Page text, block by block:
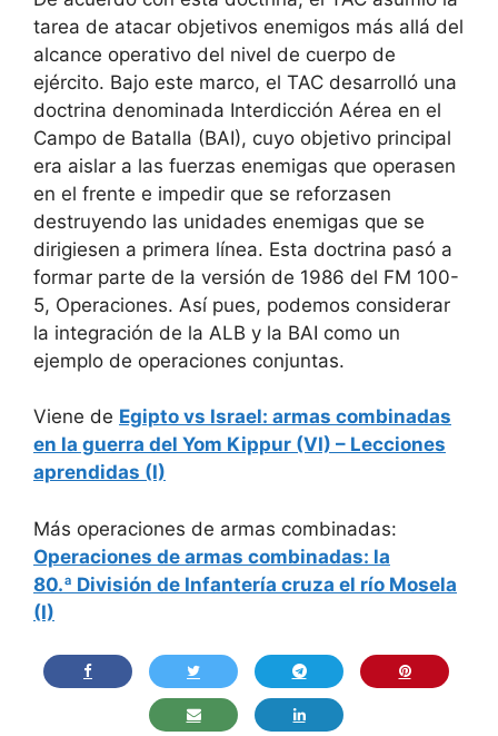
tarea de atacar objetivos enemigos más allá del
alcance operativo del nivel de cuerpo de
ejército. Bajo este marco, el TAC desarrolló una
doctrina denominada Interdicción Aérea en el
Campo de Batalla (BAI), cuyo objetivo principal
era aislar a las fuerzas enemigas que operasen
en el frente e impedir que se reforzasen
destruyendo las unidades enemigas que se
dirigiesen a primera línea. Esta doctrina pasó a
formar parte de la versión de 1986 del FM 100-
5, Operaciones. Así pues, podemos considerar
la integración de la ALB y la BAI como un
ejemplo de operaciones conjuntas.
Viene de Egipto vs Israel: armas combinadas
en la guerra del Yom Kippur (VI) – Lecciones
aprendidas (I)
Más operaciones de armas combinadas:
Operaciones de armas combinadas: la
80.ª División de Infantería cruza el río Mosela
(I)